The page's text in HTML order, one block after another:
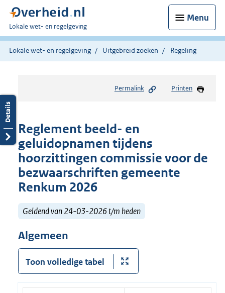
Menu
U
bent
hier:
Lokale wet- en regelgeving
Lokale wet- en regelgeving Uitgebreid zoeken Regeling
Permalink Printen
Reglement beeld- en
geluidopnamen tijdens
hoorzittingen commissie voor de
bezwaarschriften gemeente
Renkum 2026
Geldend van 24-03-2026 t/m heden
Algemeen
Toon volledige tabel